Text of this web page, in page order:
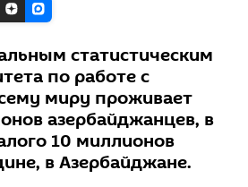
статистическим
по работе с
миру проживает
азербайджанцев, в
10 миллионов
в Азербайджане.